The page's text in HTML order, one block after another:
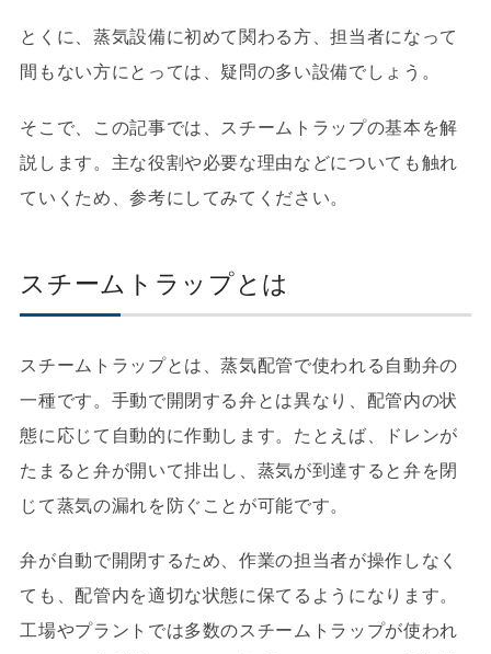
とくに、蒸気設備に初めて関わる方、担当者になって
間もない方にとっては、疑問の多い設備でしょう。
そこで、この記事では、スチームトラップの基本を解
説します。主な役割や必要な理由などについても触れ
ていくため、参考にしてみてください。
スチームトラップとは
スチームトラップとは、蒸気配管で使われる自動弁の
一種です。手動で開閉する弁とは異なり、配管内の状
態に応じて自動的に作動します。たとえば、ドレンが
たまると弁が開いて排出し、蒸気が到達すると弁を閉
じて蒸気の漏れを防ぐことが可能です。
弁が自動で開閉するため、作業の担当者が操作しなく
ても、配管内を適切な状態に保てるようになります。
工場やプラントでは多数のスチームトラップが使われ